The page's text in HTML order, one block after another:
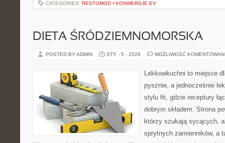
CATEGORIES: RESTOMOD I KONWERSJE EV
DIETA ŚRÓDZIEMNOMORSKA
POSTED BY ADMIN STY - 5 - 2026 MOŻLIWOŚĆ
Lekkowkuchni to miejsce
pysznie, a jednocześnie
stylu fit, gdzie receptury
dobrym składem. Strona
którzy szukają sycących,
sprytnych zamienników, a